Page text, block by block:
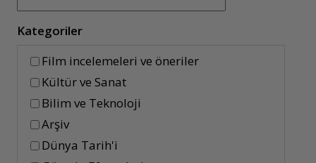
Kategoriler
Film incelemeleri ve öneriler
Kültür ve Sanat
Bilim ve Teknoloji
Arşiv
Dünya Tarih'i